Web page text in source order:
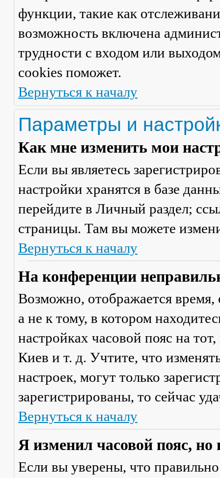
функции, такие как
возможность включена
трудности с входом или
cookies поможет.
Вернуться к началу
Параметры и
Как мне изменить мои
Если вы являетесь
настройки хранятся в базе
перейдите в Личный раздел;
страницы. Там вы можете
Вернуться к началу
На конференции
Возможно, отображается время,
а не к тому, в котором
настройках часовой пояс на
Киев и т. д. Учтите, что
настроек, могут только
зарегистрированы, то сейчас
Вернуться к началу
Я изменил часовой пояс,
Если вы уверены, что